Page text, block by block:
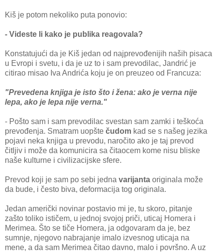
Kiš je potom nekoliko puta ponovio:
- Videste li kako je publika reagovala?
Konstatujući da je Kiš jedan od najprevođenijih naših pisaca
u Evropi i svetu, i da je uz to i sam prevodilac, Jandrić je
citirao misao Iva Andrića koju je on preuzeo od Francuza:
"Prevedena knjiga je isto što i žena: ako je verna nije
lepa, ako je lepa nije verna."
- Pošto sam i sam prevodilac svestan sam zamki i teškoća
prevođenja. Smatram uopšte čudom kad se s našeg jezika
pojavi neka knjiga u prevodu, naročito ako je taj prevod
čitljiv i može da komunicira sa čitaocem kome nisu bliske
naše kulturne i civilizacijske sfere.
Prevod koji je sam po sebi jedna varijanta originala može
da bude, i često biva, deformacija tog originala.
Jedan američki novinar postavio mi je, tu skoro, pitanje
zašto toliko ističem, u jednoj svojoj priči, uticaj Homera i
Merimea. Što se tiče Homera, ja odgovaram da je, bez
sumnje, njegovo nabrajanje imalo izvesnog uticaja na
mene, a da sam Merimea čitao davno, malo i površno. A uz